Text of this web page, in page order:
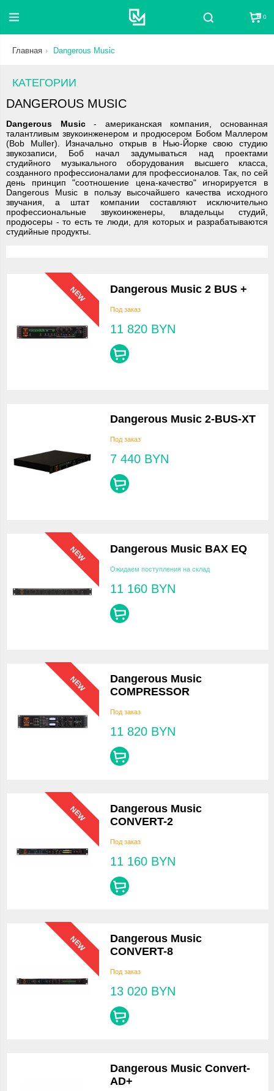
Поиск 0
Главная Dangerous Music
КАТЕГОРИИ
DANGEROUS MUSIC
Dangerous Music- американская компания, основанная
талантливым звукоинженером и продюсером Бобом Маллером
(Bob Muller). Изначально открыв в Нью-Йорке свою студию
звукозаписи, Боб начал задумываться над проектами
студийного музыкального оборудования высшего класса,
созданного профессионалами для профессионалов. Так, по сей
день принцип "соотношение цена-качество" игнорируется в
Dangerous Music в пользу высочайшего качества исходного
звучания, а штат компании составляют исключительно
профессиональные звукоинженеры, владельцы студий,
продюсеры - то есть те люди, для которых и разрабатываются
студийные продукты.
NEW Dangerous Music 2 BUS +
Под заказ
11 820 BYN
Dangerous Music 2-BUS-XT
Под заказ
7 440 BYN
NEW Dangerous Music BAX EQ
Ожидаем поступления на склад
11 160 BYN
NEW
Dangerous Music
COMPRESSOR
Под заказ
11 820 BYN
NEW
Dangerous Music
CONVERT-2
Под заказ
11 160 BYN
NEW
Dangerous Music
CONVERT-8
Под заказ
13 020 BYN
Dangerous Music Convert-
AD+